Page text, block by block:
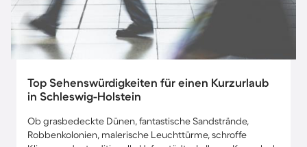
Top Sehenswürdigkeiten für einen Kurzurlaub
in Schleswig-Holstein
Ob grasbedeckte Dünen, fantastische Sandstrände,
Robbenkolonien, malerische Leuchttürme, schroffe